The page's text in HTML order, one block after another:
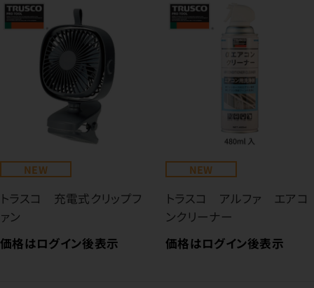
NEW
トラスコ 充電式クリップフ
ァン
価格はログイン後表示
NEW
トラスコ アルファ エアコ
ンクリーナー
価格はログイン後表示